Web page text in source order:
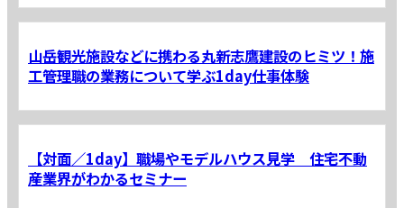
山岳観光施設などに携わる丸新志鷹建設のヒミツ！施
工管理職の業務について学ぶ1day仕事体験
【対面／1day】職場やモデルハウス見学 住宅不動
産業界がわかるセミナー